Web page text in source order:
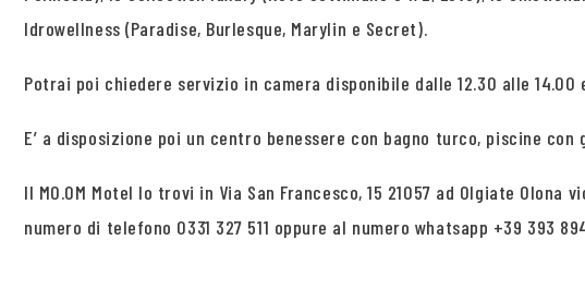
Idrowellness (Paradise, Burlesque, Marylin e Secret).
Potrai poi chiedere servizio in camera disponibile dalle 12.30 alle 14.00
E’ a disposizione poi un centro benessere con bagno turco, piscine
Il MO.OM Motel lo trovi in Via San Francesco, 15 21057 ad Olgiate
numero di telefono 0331 327 511 oppure al numero whatsapp +39 393